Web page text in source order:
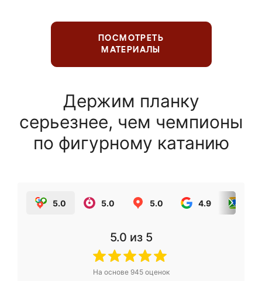
ПОСМОТРЕТЬ
МАТЕРИАЛЫ
Держим планку
серьезнее, чем чемпионы
по фигурному катанию
5.0 5.0 5.0 4.9
5.0 из 5
На основе 945оценок